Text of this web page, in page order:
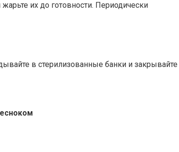
их до готовности. Периодически
в стерилизованные банки и закрывайте